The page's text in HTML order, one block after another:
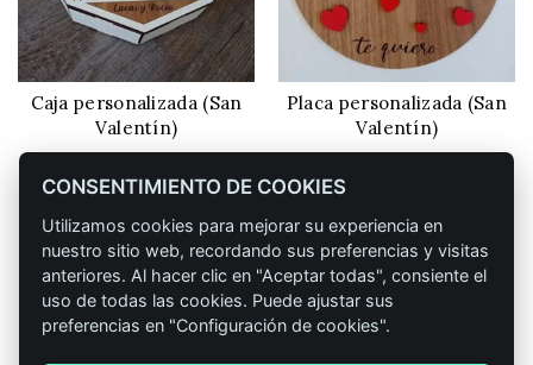
CONFIGURAR
Caja personalizada (San
Valentín)
CONFIGURAR
Placa personalizada (San
Valentín)
CONSENTIMIENTO DE COOKIES
Utilizamos cookies para mejorar su experiencia en
nuestro sitio web, recordando sus preferencias y visitas
anteriores. Al hacer clic en "Aceptar todas", consiente el
uso de todas las cookies. Puede ajustar sus
preferencias en "Configuración de cookies".